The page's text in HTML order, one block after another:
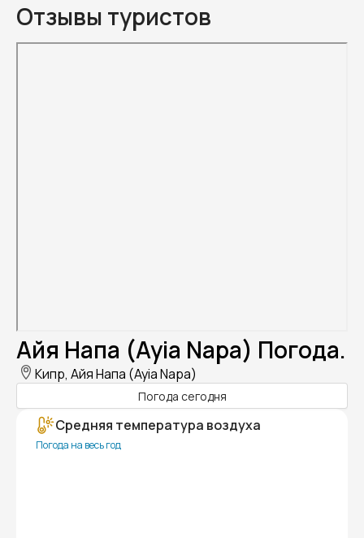
Отзывы туристов
Айя Напа (Ayia Napa) Погода.
Кипр, Айя Напа (Ayia Napa)
Погода сегодня
Средняя температура воздуха
Погода на весь год